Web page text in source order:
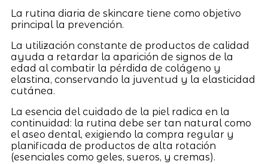
La rutina diaria de skincare tiene como objetivo
principal la prevención.
La utilización constante de productos de calidad
ayuda a retardar la aparición de signos de la
edad al combatir la pérdida de colágeno y
elastina, conservando la juventud y la elasticidad
cutánea.
La esencia del cuidado de la piel radica en la
continuidad: la rutina debe ser tan natural como
el aseo dental, exigiendo la compra regular y
planificada de productos de alta rotación
(esenciales como geles, sueros, y cremas).